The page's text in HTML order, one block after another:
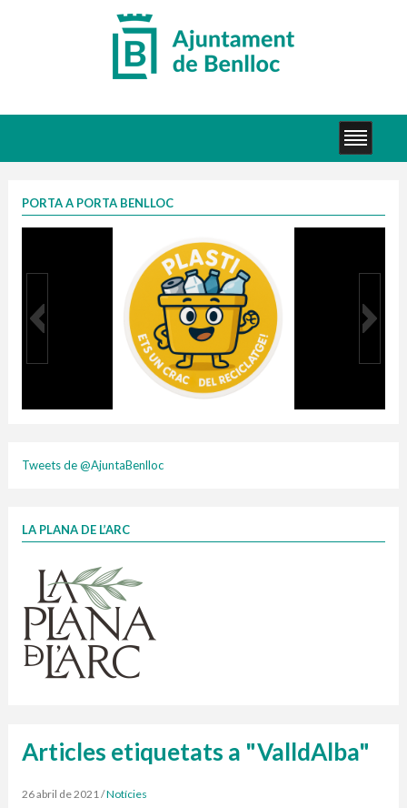
PORTA A PORTA BENLLOC
1 contenidors intel·ligents
Finançat per la Unió Europea – NextGenerationEU
Tweets de @AjuntaBenlloc
LA PLANA DE L’ARC
Articles etiquetats a "ValldAlba"
26 abril de 2021/Notícies